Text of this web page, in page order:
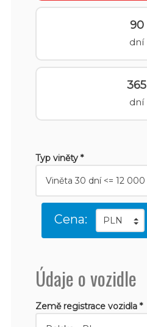
90
dní
365
dní
Typ viněty *
Cena:
Údaje o vozidle
Země registrace vozidla *